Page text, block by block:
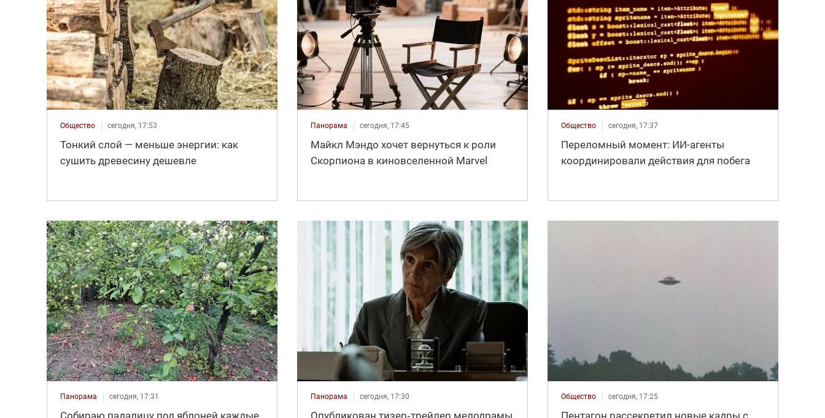
Общество сегодня, 17:53
Тонкий слой — меньше энергии: как
сушить древесину дешевле
Панорама сегодня, 17:45
Майкл Мэндо хочет вернуться к роли
Скорпиона в киновселенной Marvel
Общество сегодня, 17:37
Переломный момент: ИИ-агенты
координировали действия для побега
Панорама сегодня, 17:31 Панорама сегодня, 17:30 Общество сегодня, 17:25